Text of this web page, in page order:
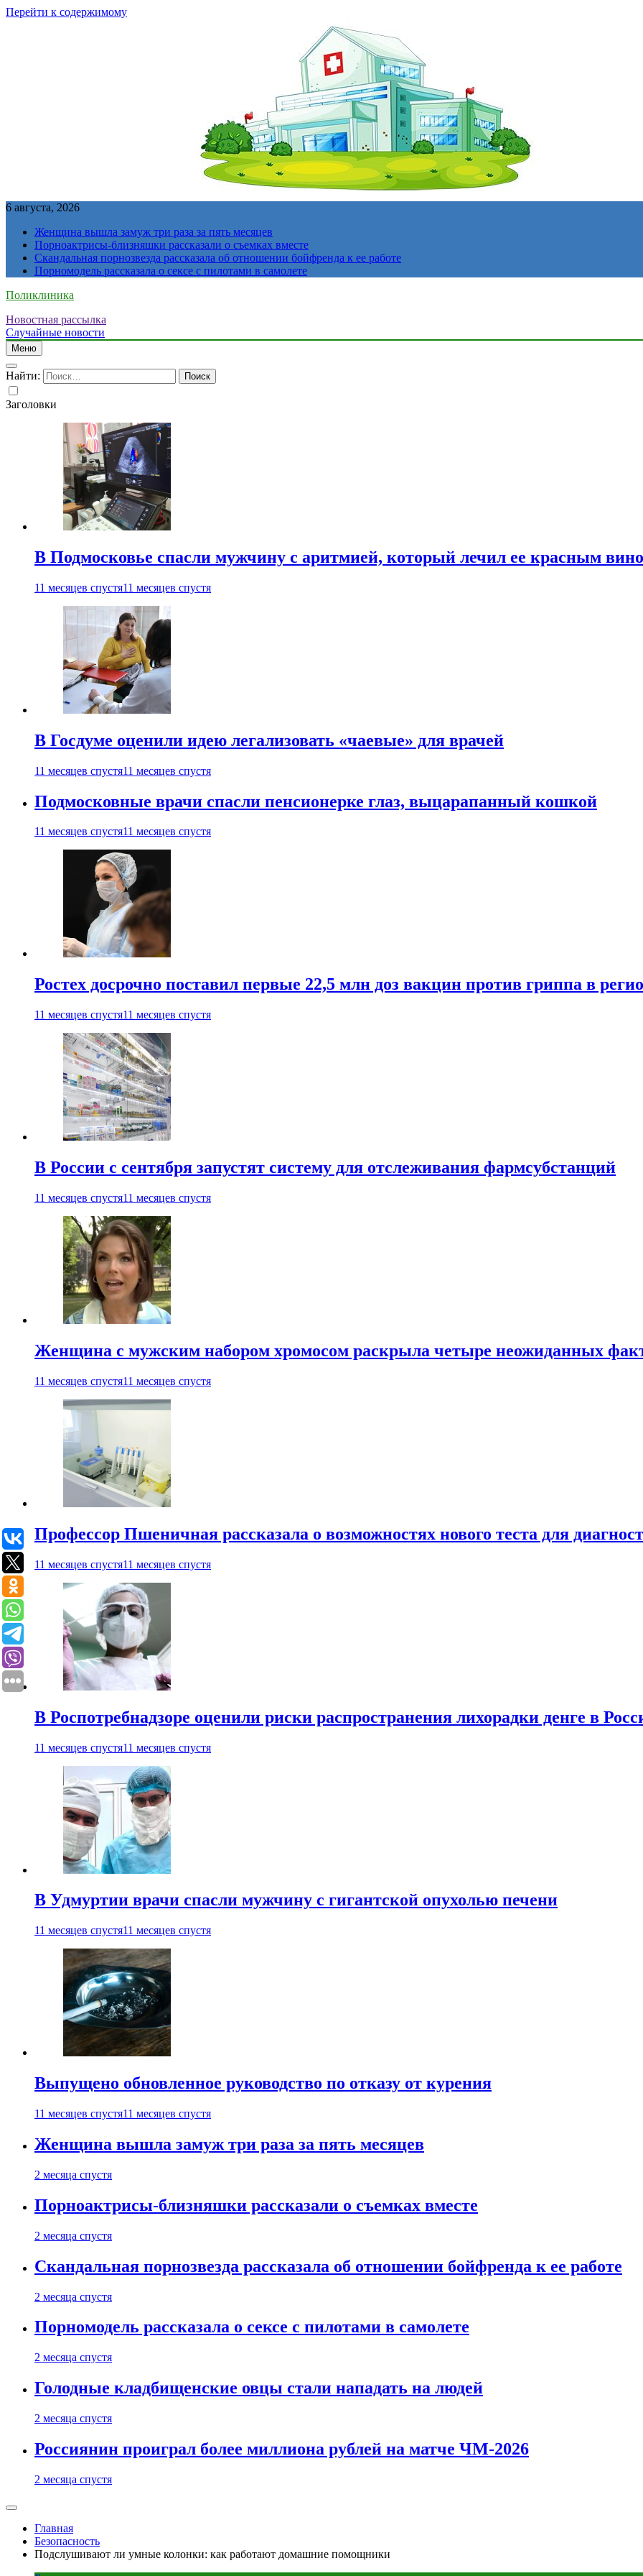
Перейти к содержимому
6 августа, 2026
Женщина вышла замуж три раза за пять месяцев
Порноактрисы-близняшки рассказали о съемках вместе
Скандальная порнозвезда рассказала об отношении бойфренда к ее работе
Порномодель рассказала о сексе с пилотами в самолете
Поликлиника
Новостная рассылка
Случайные новости
Меню
Найти:
Заголовки
В Подмосковье спасли мужчину с аритмией, который лечил ее красным
11 месяцев спустя11 месяцев спустя
В Госдуме оценили идею легализовать «чаевые» для врачей
11 месяцев спустя11 месяцев спустя
Подмосковные врачи спасли пенсионерке глаз, выцарапанный кошкой
11 месяцев спустя11 месяцев спустя
Ростех досрочно поставил первые 22,5 млн доз вакцин против гриппа в
11 месяцев спустя11 месяцев спустя
В России с сентября запустят систему для отслеживания фармсубстанций
11 месяцев спустя11 месяцев спустя
Женщина с мужским набором хромосом раскрыла четыре неожиданных
11 месяцев спустя11 месяцев спустя
Профессор Пшеничная рассказала о возможностях нового теста для
11 месяцев спустя11 месяцев спустя
В Роспотребнадзоре оценили риски распространения лихорадки денге в
11 месяцев спустя11 месяцев спустя
В Удмуртии врачи спасли мужчину с гигантской опухолью печени
11 месяцев спустя11 месяцев спустя
Выпущено обновленное руководство по отказу от курения
11 месяцев спустя11 месяцев спустя
Женщина вышла замуж три раза за пять месяцев
2 месяца спустя
Порноактрисы-близняшки рассказали о съемках вместе
2 месяца спустя
Скандальная порнозвезда рассказала об отношении бойфренда к ее работе
2 месяца спустя
Порномодель рассказала о сексе с пилотами в самолете
2 месяца спустя
Голодные кладбищенские овцы стали нападать на людей
2 месяца спустя
Россиянин проиграл более миллиона рублей на матче ЧМ-2026
2 месяца спустя
Главная
Безопасность
Подслушивают ли умные колонки: как работают домашние помощники